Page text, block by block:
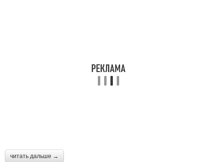
читать дальше →